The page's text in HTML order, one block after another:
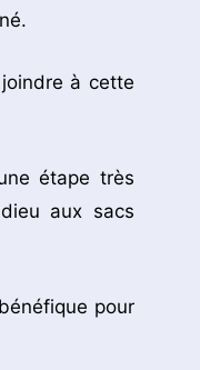
à cette
étape très
aux sacs
pour